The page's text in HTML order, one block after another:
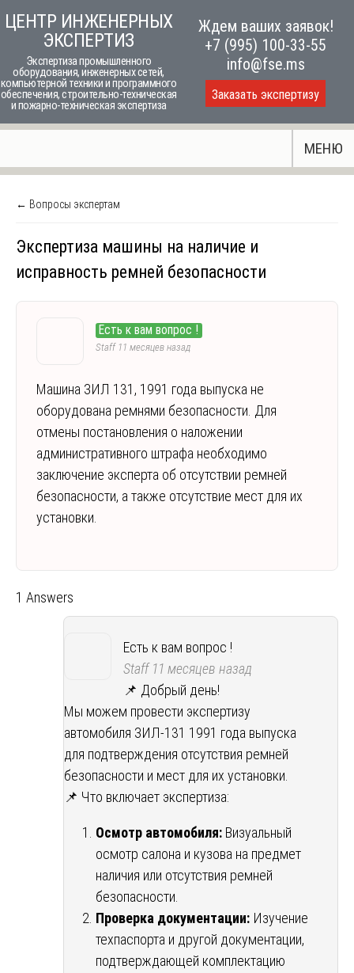
to
content
ЦЕНТР ИНЖЕНЕРНЫХ
ЭКСПЕРТИЗ
Экспертиза промышленного
оборудования, инженерных сетей,
компьютерной техники и программного
обеспечения, строительно-техническая
и пожарно-техническая экспертиза
Ждем ваших заявок!
+7 (995) 100-33-55
info@fse.ms
Заказать экспертизу
МЕНЮ
← Вопросы экспертам
Экспертиза машины на наличие и
исправность ремней безопасности
Есть к вам вопрос !
Staff11 месяцев назад
Машина ЗИЛ 131, 1991 года выпуска не
оборудована ремнями безопасности. Для
отмены постановления о наложении
административного штрафа необходимо
заключение эксперта об отсутствии ремней
безопасности, а также отсутствие мест для их
установки.
1 Answers
Есть к вам вопрос !
Staff11 месяцев назад
📌 Добрый день!
Мы можем провести экспертизу
автомобиля ЗИЛ-131 1991 года выпуска
для подтверждения отсутствия ремней
безопасности и мест для их установки.
📌 Что включает экспертиза:
Осмотр автомобиля: Визуальный
осмотр салона и кузова на предмет
наличия или отсутствия ремней
безопасности.
Проверка документации: Изучение
техпаспорта и другой документации,
подтверждающей комплектацию